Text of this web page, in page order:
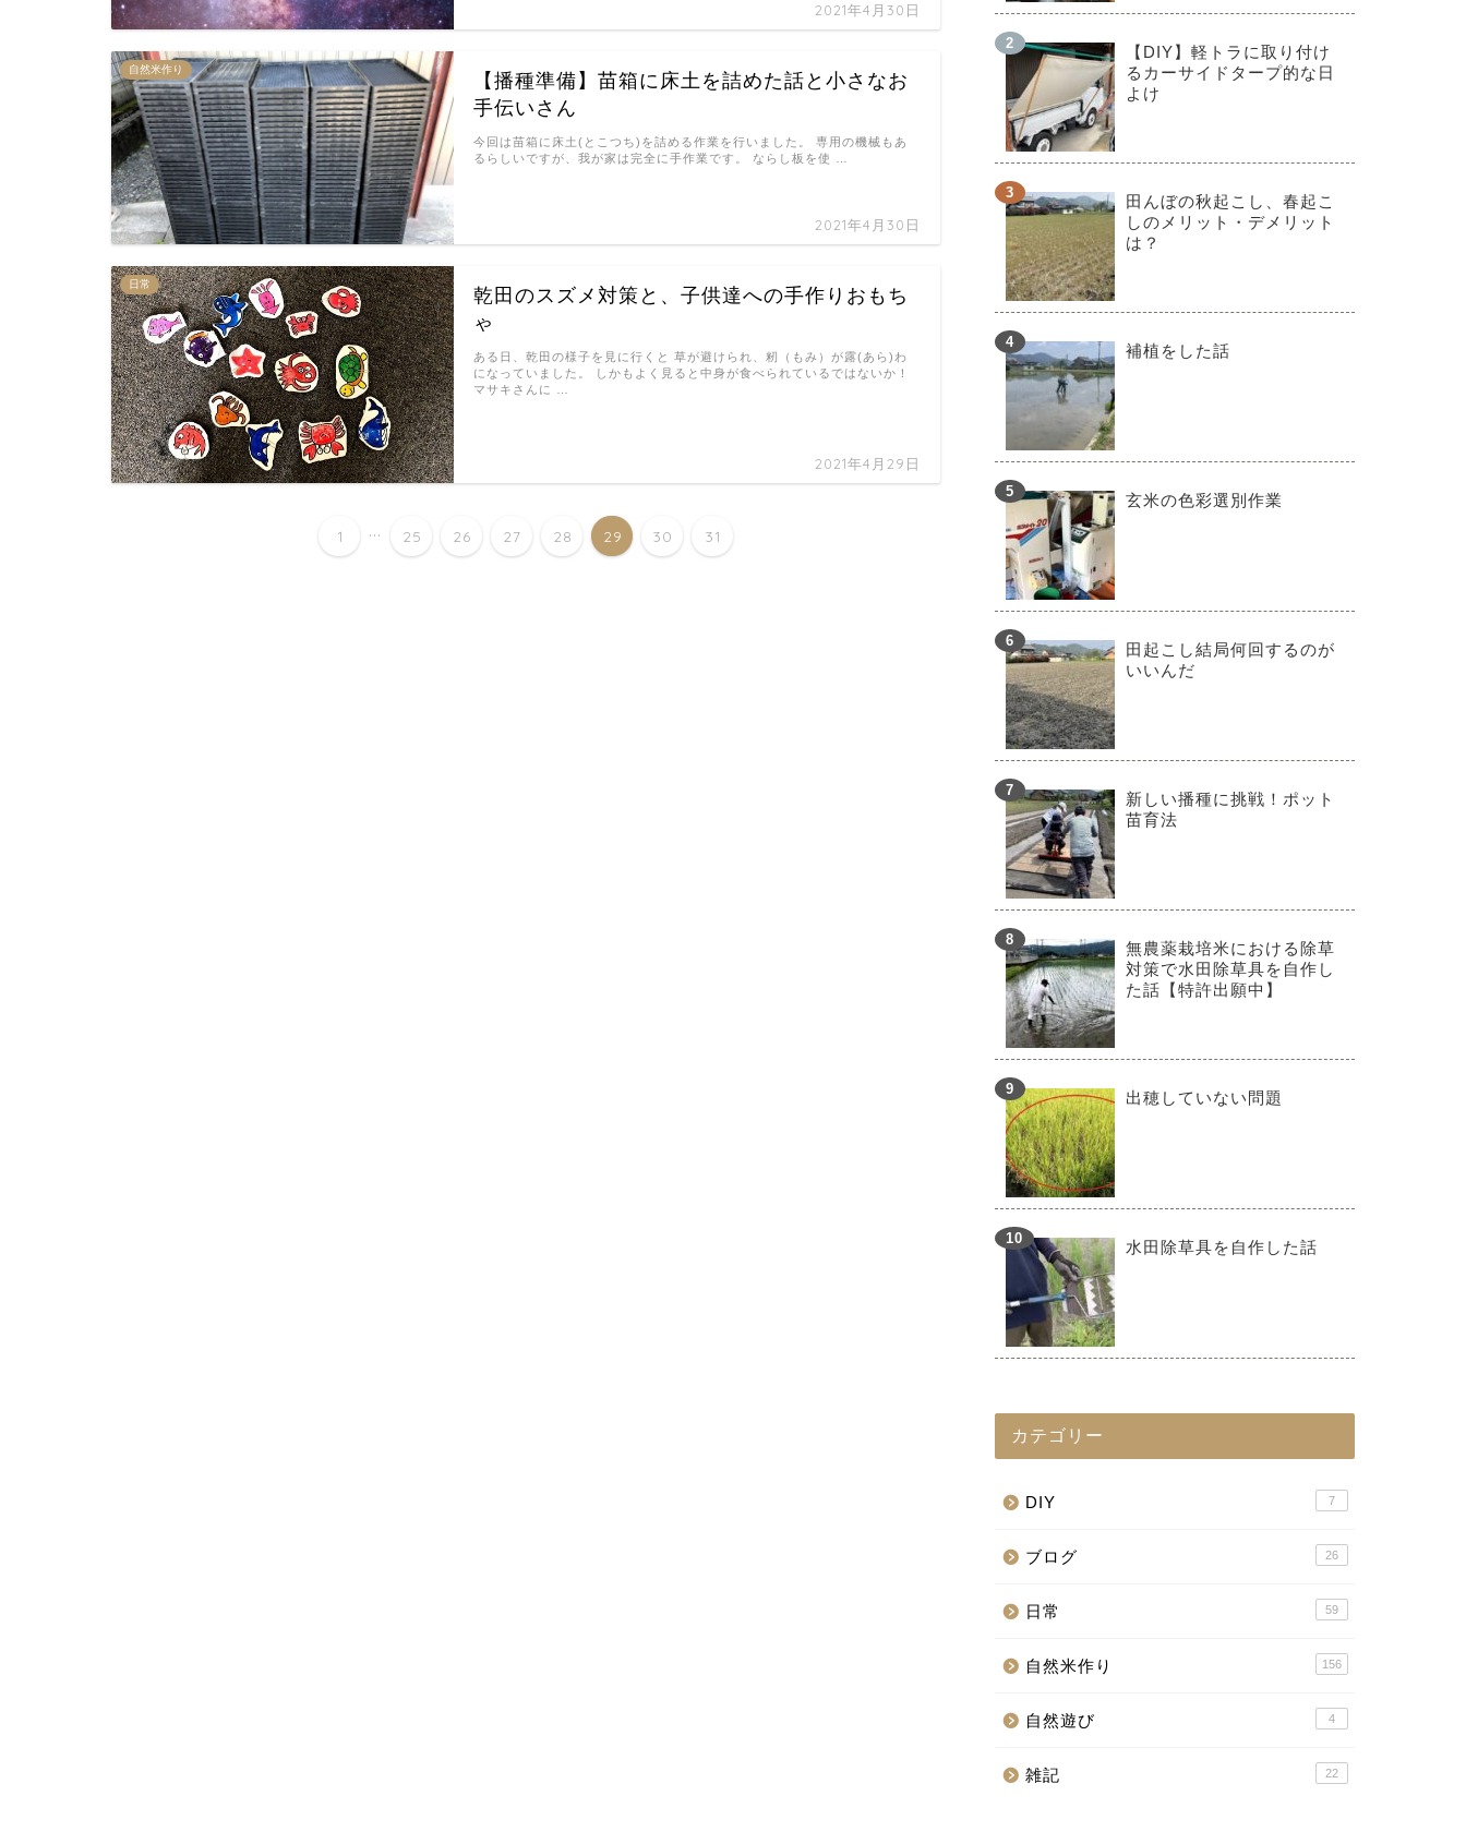
2021年4月30日
自然米作り
【播種準備】苗箱に床土を詰めた話と小さなお
手伝いさん
2021年4月30日
今回は苗箱に床土(とこつち)を詰める作業を行いました。 専用の機械もあ
るらしいですが、我が家は完全に手作業です。 ならし板を使 …
日常
乾田のスズメ対策と、子供達への手作りおもち
ゃ
2021年4月29日
ある日、乾田の様子を見に行くと 草が避けられ、籾（もみ）が露(あら)わ
になっていました。 しかもよく見ると中身が食べられているではないか！
マサキさんに …
1 ... 25 26 27 28 29 30 31
【DIY】軽トラに取り付け
るカーサイドタープ的な日
よけ
田んぼの秋起こし、春起こ
しのメリット・デメリット
は？
補植をした話
玄米の色彩選別作業
田起こし結局何回するのが
いいんだ
新しい播種に挑戦！ポット
苗育法
無農薬栽培米における除草
対策で水田除草具を自作し
た話【特許出願中】
出穂していない問題
水田除草具を自作した話
カテゴリー
DIY 7
ブログ 26
日常 59
自然米作り 156
自然遊び 4
雑記 22